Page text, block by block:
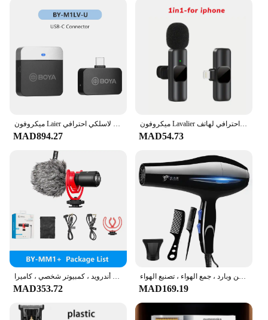
Additionally, it's an excellent choice for vendors
and suppliers looking to offer quality audio
equipment to their customers. With its wholesale
availability, you can offer a professional-grade mic
at a competitive price, ensuring that your customers
receive the best value for their money.
ميكروفون Laier لاسلكي احترافي ، iPhone valous ، بث الهاتف ، البث المباشر ، تسجيل يوتيوب
MAD894.27
ميكروفون Lavalier لاسلكي احترافي لهاتف iPhone Android 3.5 ملم للتسجيل المباشر للراديو والحد من الضوضاء ميكروفون صغير
MAD54.73
بويا-مكثف احترافي ميكروفون بندقية ، ميكروفون صغير مع حامل صدمات للآيفون ، أندرويد ، كمبيوتر شخصي ، كاميرا DSLR ، تسجيل فيديو
MAD353.72
مجفف هواء أيوني قوي احترافي ، تسخين سريع ، تعديل ساخن وبارد ، جمع الهواء ، تصنيع الهواء ،
MAD169.19